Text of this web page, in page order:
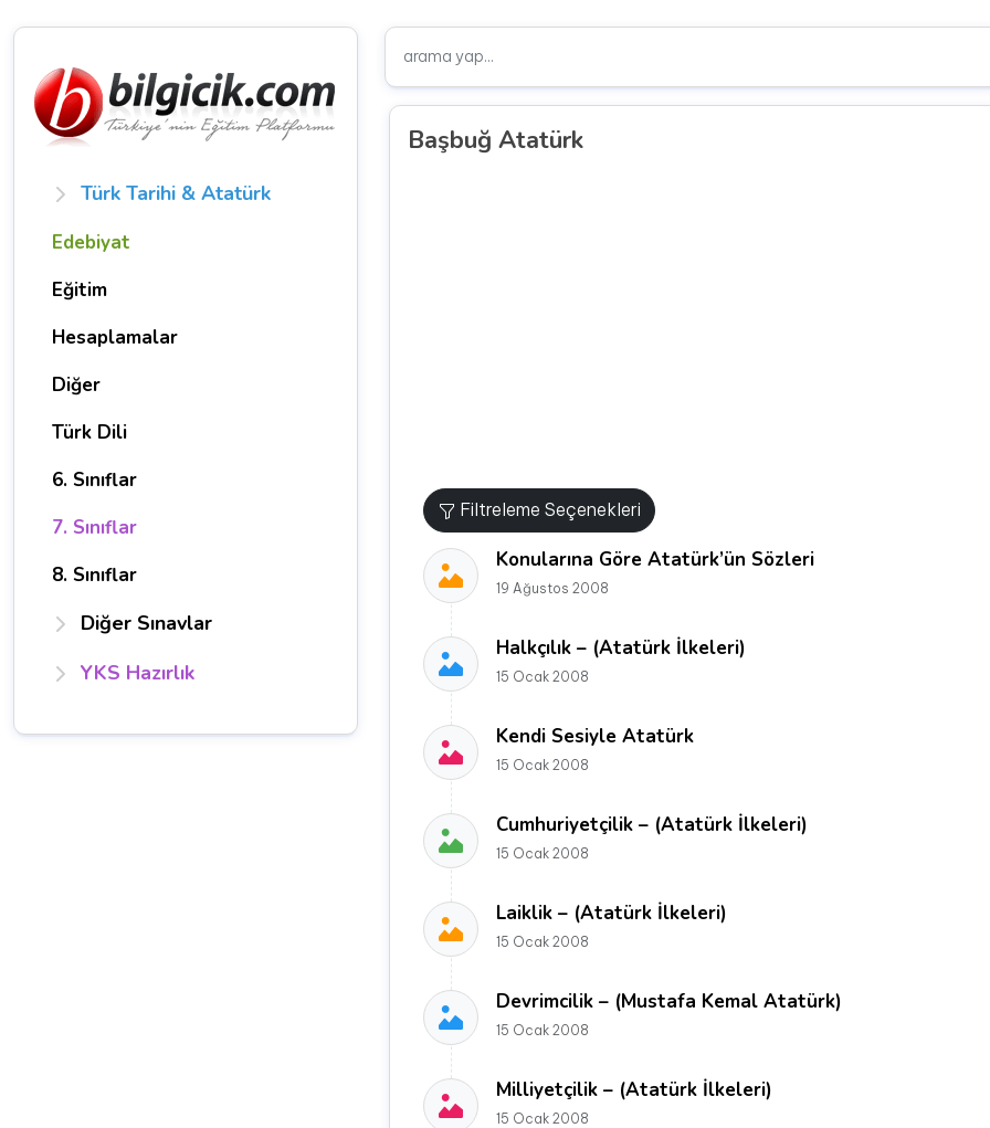
Türk Tarihi & Atatürk
Edebiyat
Eğitim
Hesaplamalar
Diğer
Türk Dili
6. Sınıflar
7. Sınıflar
8. Sınıflar
Diğer Sınavlar
YKS Hazırlık
Başbuğ Atatürk
Filtreleme Seçenekleri
Konularına Göre Atatürk’ün Sözleri
19 Ağustos 2008
Halkçılık – (Atatürk İlkeleri)
15 Ocak 2008
Kendi Sesiyle Atatürk
15 Ocak 2008
Cumhuriyetçilik – (Atatürk İlkeleri)
15 Ocak 2008
Laiklik – (Atatürk İlkeleri)
15 Ocak 2008
Devrimcilik – (Mustafa Kemal Atatürk)
15 Ocak 2008
Milliyetçilik – (Atatürk İlkeleri)
15 Ocak 2008